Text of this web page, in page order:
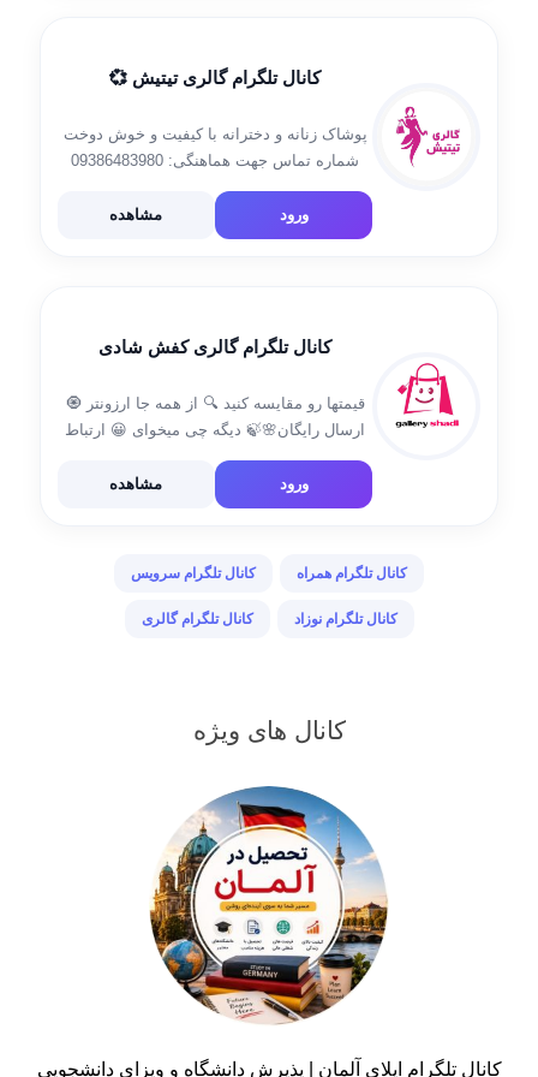
کانال تلگرام گالری تیتیش 💞
پوشاک زنانه و دخترانه با کیفیت و خوش دوخت
شماره تماس جهت هماهنگی: 09386483980
ورود
مشاهده
کانال تلگرام گالری کفش شادی
قیمتها رو مقایسه کنید 🔍 از همه جا ارزونتر 🧿
ارسال رایگان🌸🍃 دیگه چی میخوای 😀 ارتباط
کانال لباس https://t.me/galleryshadi
ورود مشاهده
کانال تلگرام همراه کانال تلگرام سرویس
کانال تلگرام نوزاد کانال تلگرام گالری
کانال های ویژه
کانال تلگرام اپلای آلمان | پذیرش دانشگاه و ویزای دانشجویی